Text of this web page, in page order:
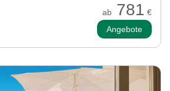
ab 781 €
Angebote